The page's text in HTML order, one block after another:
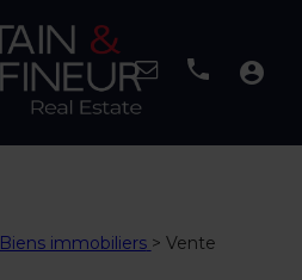
account_circle
Biens immobiliers > Vente